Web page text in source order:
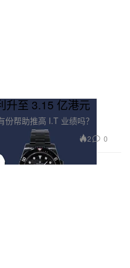
升至 3.15 亿港元
帮助推高 I.T 业绩吗？
2 0